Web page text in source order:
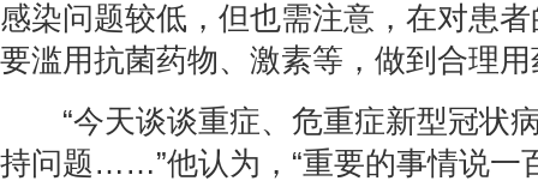
感染问题较低，但也需注意，在对患
要滥用抗菌药物、激素等，做到合理用
“今天谈谈重症、危重症新型冠状
持问题……”他认为，“重要的事情说一